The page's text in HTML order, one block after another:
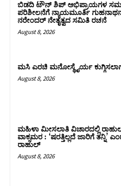
ಬಿಡದಿ ಟೌನ್ ಶಿಪ್ ಅಭಿಪ್ರಾಯಗಳ
ಪರಿಶೀಲನೆಗೆ ನ್ಯಾಯಮೂರ್ತಿ
ನರೇಂದರ್ ನೇತೃತ್ವದ ಸಮಿತಿ ರಚನೆ
August 8, 2026
ಮಸಿ ಎರಚಿ ಮನೋಸ್ಥೈರ್ಯ
August 8, 2026
ಮಹಿಳಾ ಮೀಸಲಾತಿ ವಿಚಾರದಲ್ಲಿ
ವಾಕ್ಸಮರ : ‘ಷರತ್ತಿಲ್ಲದೆ ಜಾರಿಗೆ ತನ್ನಿ’
ರಾಹುಲ್‌
August 8, 2026